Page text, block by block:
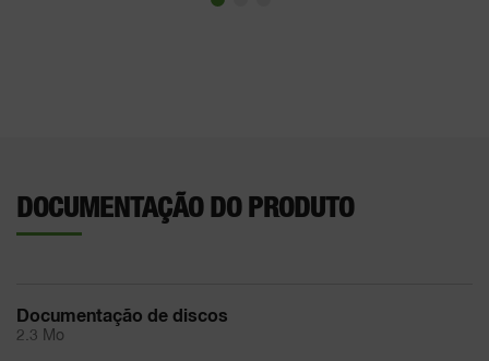
DOCUMENTAÇÃO DO PRODUTO
Documentação de discos
2.3 Mo